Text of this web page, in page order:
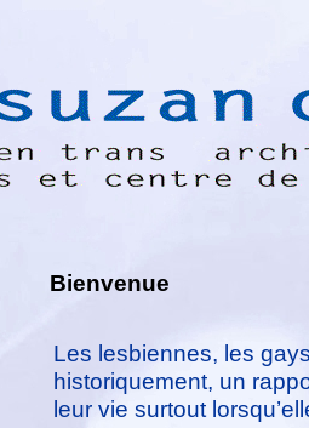
Bienvenue
Les lesbiennes, les
historiquement, un
leur vie surtout